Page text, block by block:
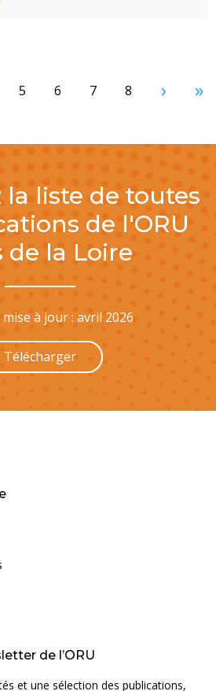
Page
5 Page
6 Page
7 Page
8 Page
la liste de toutes
de l'ORU
de la Loire
à jour : avril 2026
Télécharger
de l’ORU
et une sélection des publications,